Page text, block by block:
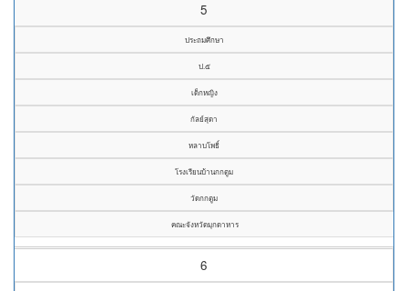
5
ประถมศึกษา
ป.๕
เด็กหญิง
กัลย์สุดา
หลาบโพธิ์
โรงเรียนบ้านกกตูม
วัดกกตูม
คณะจังหวัดมุกดาหาร
6